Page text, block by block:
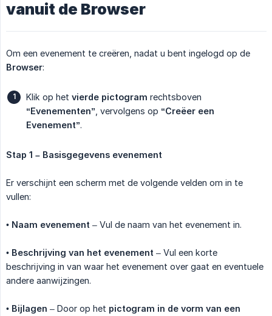
vanuit de Browser
Om een evenement te creëren, nadat u bent ingelogd op de
Browser:
Klik op het vierde pictogram rechtsboven
“Evenementen” , vervolgens op “Creëer een
Evenement”.
Stap 1 – Basisgegevens evenement
Er verschijnt een scherm met de volgende velden om in te
vullen:
• Naam evenement – Vul de naam van het evenement in.
• Beschrijving van het evenement – Vul een korte
beschrijving in van waar het evenement over gaat en eventuele
andere aanwijzingen.
• Bijlagen – Door op het pictogram in de vorm van een